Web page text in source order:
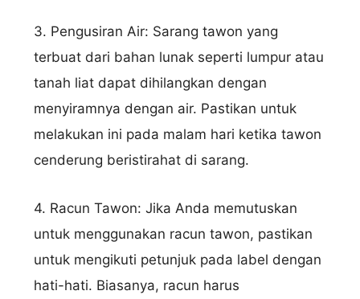
3. Pengusiran Air: Sarang tawon yang
terbuat dari bahan lunak seperti lumpur atau
tanah liat dapat dihilangkan dengan
menyiramnya dengan air. Pastikan untuk
melakukan ini pada malam hari ketika tawon
cenderung beristirahat di sarang.
4. Racun Tawon: Jika Anda memutuskan
untuk menggunakan racun tawon, pastikan
untuk mengikuti petunjuk pada label dengan
hati-hati. Biasanya, racun harus